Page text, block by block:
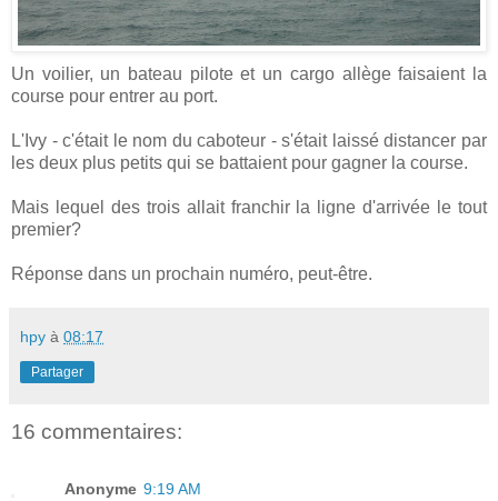
Un voilier, un bateau pilote et un cargo allège faisaient la
course pour entrer au port.
L'Ivy - c'était le nom du caboteur - s'était laissé distancer par
les deux plus petits qui se battaient pour gagner la course.
Mais lequel des trois allait franchir la ligne d'arrivée le tout
premier?
Réponse dans un prochain numéro, peut-être.
hpy à 08:17
Partager
16 commentaires:
Anonyme 9:19 AM